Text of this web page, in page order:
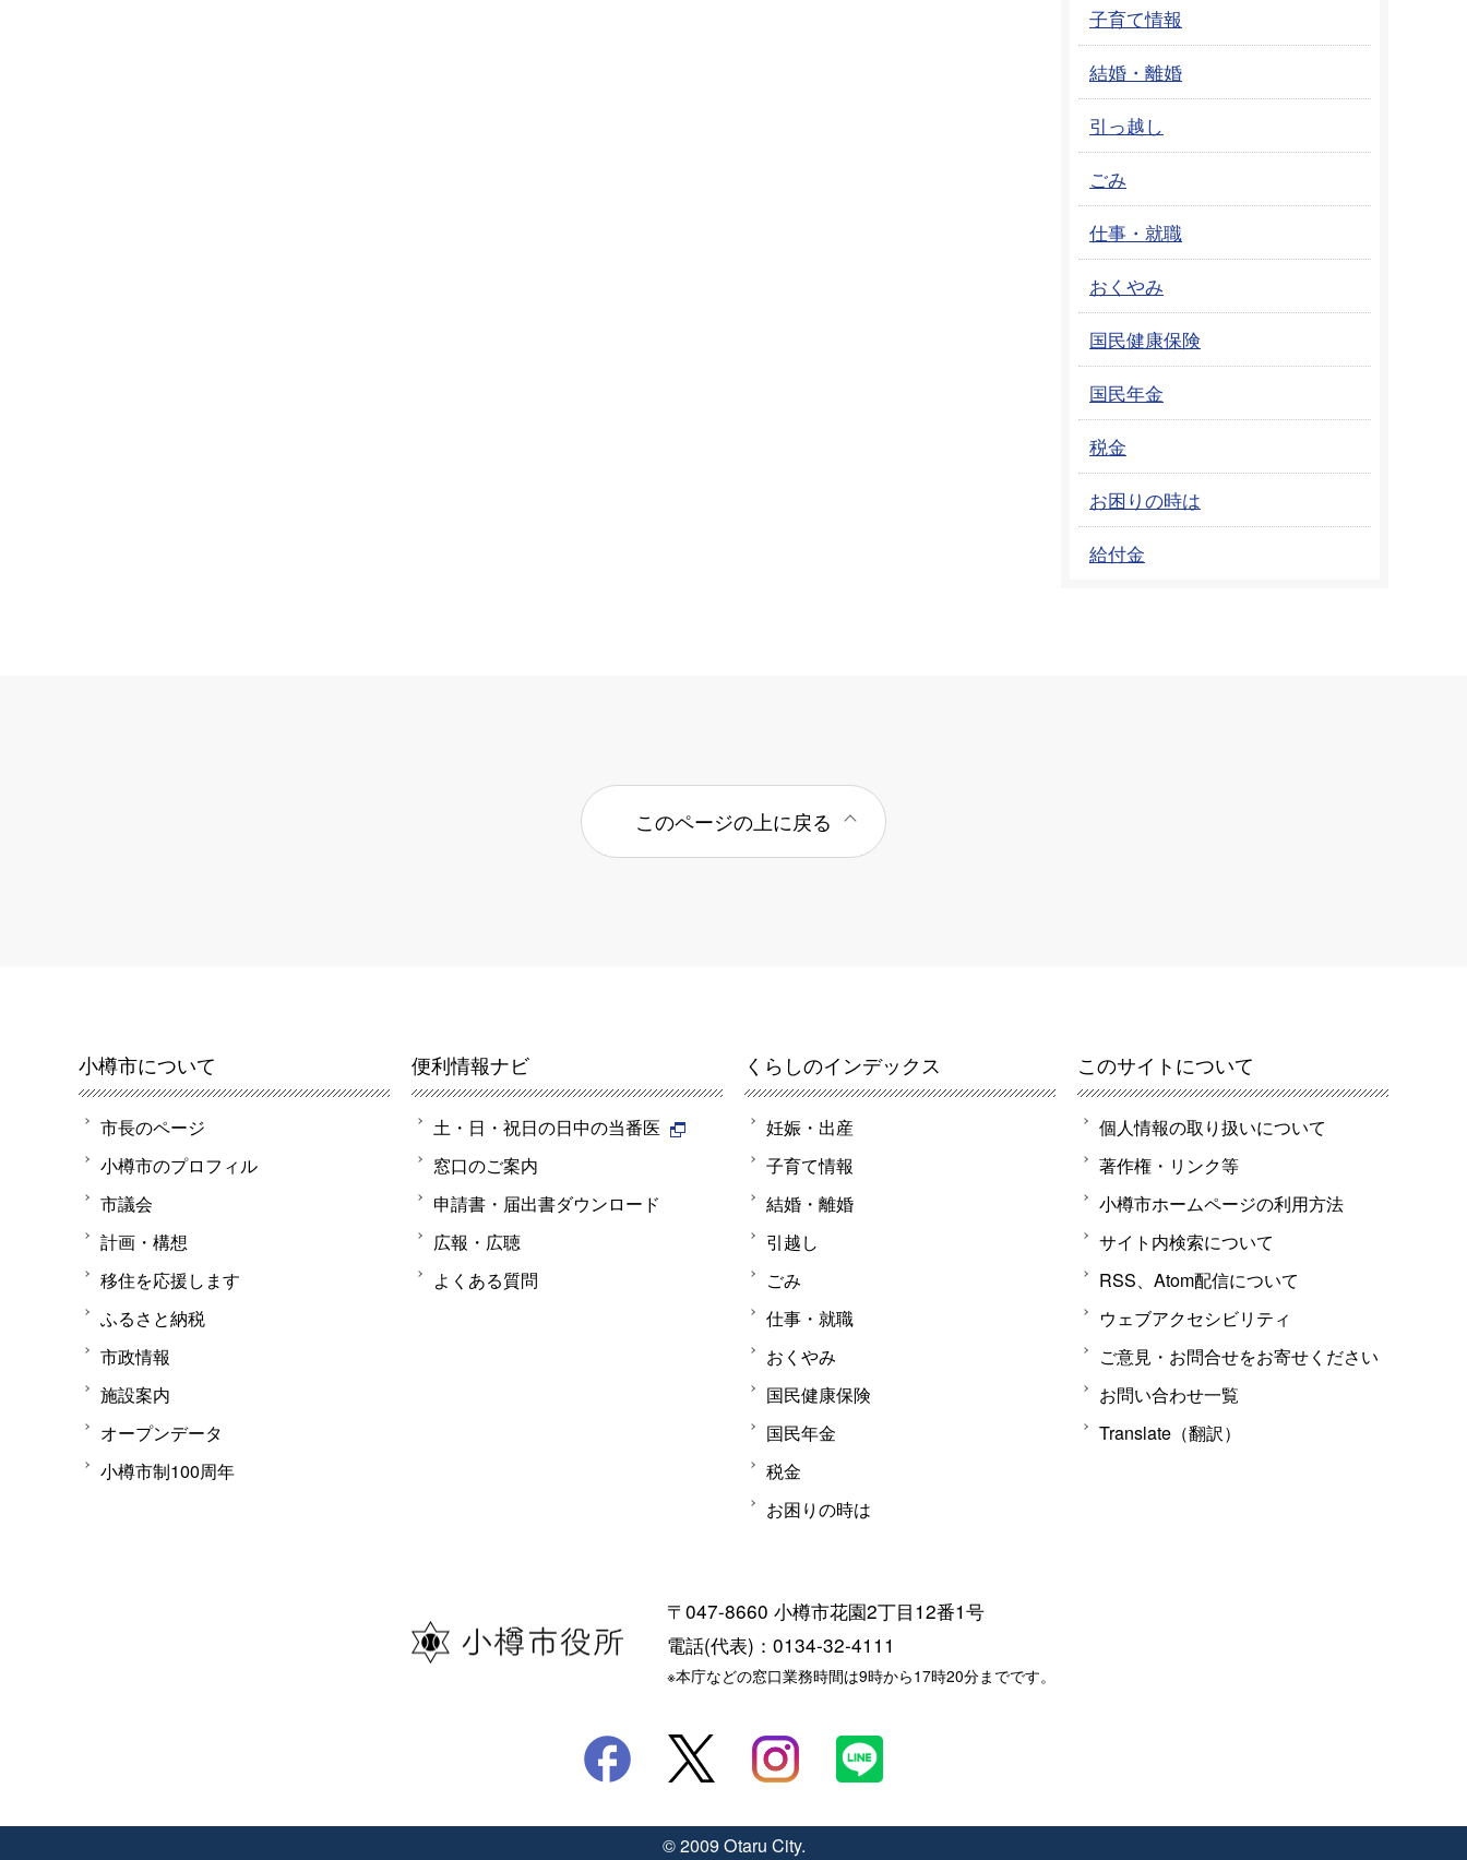
子育て情報
結婚・離婚
引っ越し
ごみ
仕事・就職
おくやみ
国民健康保険
国民年金
税金
お困りの時は
給付金
このページの上に戻る
小樽市について
市長のページ
小樽市のプロフィル
市議会
計画・構想
移住を応援します
ふるさと納税
市政情報
施設案内
オープンデータ
小樽市制100周年
便利情報ナビ
土・日・祝日の日中の当番医
窓口のご案内
申請書・届出書ダウンロード
広報・広聴
よくある質問
くらしのインデックス
妊娠・出産
子育て情報
結婚・離婚
引越し
ごみ
仕事・就職
おくやみ
国民健康保険
国民年金
税金
お困りの時は
このサイトについて
個人情報の取り扱いについて
著作権・リンク等
小樽市ホームページの利用方法
サイト内検索について
RSS、Atom配信について
ウェブアクセシビリティ
ご意見・お問合せをお寄せください
お問い合わせ一覧
Translate（翻訳）
〒047-8660 小樽市花園2丁目12番1号
電話(代表)：0134-32-4111
※本庁などの窓口業務時間は9時から17時20分までです。
© 2009 Otaru City.